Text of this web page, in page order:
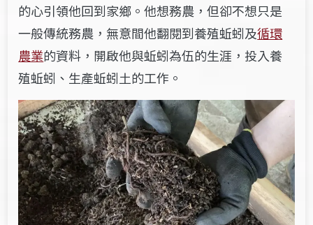
的心引領他回到家鄉。他想務農，但卻不想只是
一般傳統務農，無意間他翻閱到養殖蚯蚓及循環
農業的資料，開啟他與蚯蚓為伍的生涯，投入養
殖蚯蚓、生產蚯蚓土的工作。